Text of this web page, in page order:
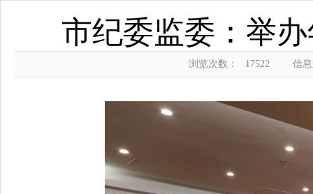
市纪委监委：举
浏览次数： 17522 信